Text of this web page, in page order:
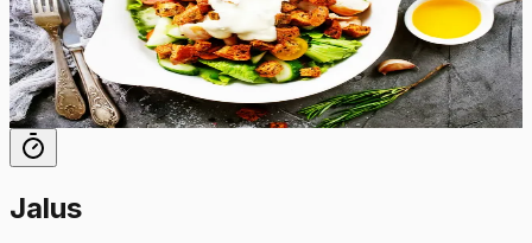
Caesari salat kanaga
45min
3tk
Jalus